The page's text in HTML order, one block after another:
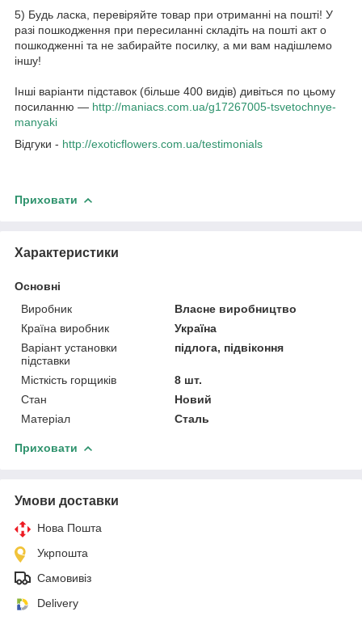
5) Будь ласка, перевіряйте товар при отриманні на пошті! У
разі пошкодження при пересиланні складіть на пошті акт о
пошкодженні та не забирайте посилку, а ми вам надішлемо
іншу!
Інші варіанти підставок (більше 400 видів) дивіться по цьому
посиланню — http://maniacs.com.ua/g17267005-tsvetochnye-
manyaki​
Відгуки - http://exoticflowers.com.ua/testimonials
Приховати
Характеристики
Основні
Виробник
Власне виробництво
Країна виробник
Україна
Варіант установки
підставки
підлога, підвіконня
Місткість горщиків
8 шт.
Стан
Новий
Матеріал
Сталь
Приховати
Умови доставки
Нова Пошта
Укрпошта
Самовивіз
Delivery